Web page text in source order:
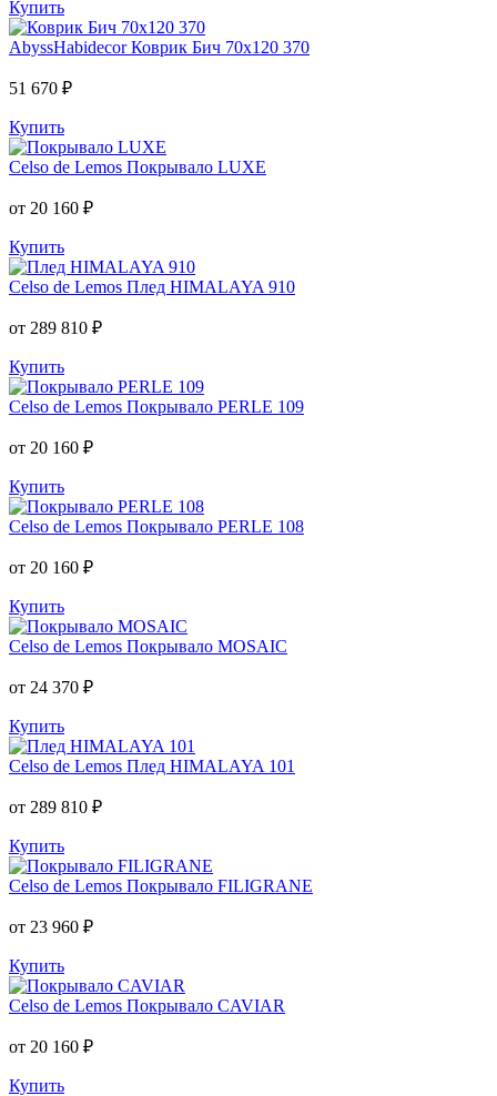
Купить
AbyssHabidecor Коврик Бич 70х120 370
51 670 ₽
Купить
Celso de Lemos Покрывало LUXE
от 20 160 ₽
Купить
Celso de Lemos Плед HIMALAYA 910
от 289 810 ₽
Купить
Celso de Lemos Покрывало PERLE 109
от 20 160 ₽
Купить
Celso de Lemos Покрывало PERLE 108
от 20 160 ₽
Купить
Celso de Lemos Покрывало MOSAIC
от 24 370 ₽
Купить
Celso de Lemos Плед HIMALAYA 101
от 289 810 ₽
Купить
Celso de Lemos Покрывало FILIGRANE
от 23 960 ₽
Купить
Celso de Lemos Покрывало CAVIAR
от 20 160 ₽
Купить